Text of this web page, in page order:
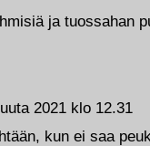
2021 klo 12.31
kun ei saa
ja tuossahan